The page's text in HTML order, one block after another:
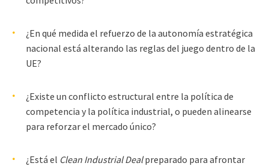
¿En qué medida el refuerzo de la autonomía estratégica
nacional está alterando las reglas del juego dentro de la
UE?
¿Existe un conflicto estructural entre la política de
competencia y la política industrial, o pueden alinearse
para reforzar el mercado único?
¿Está el Clean Industrial Dealpreparado para afrontar